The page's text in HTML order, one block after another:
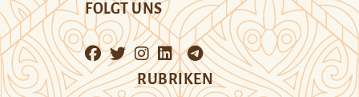
FOLGT UNS
RUBRIKEN